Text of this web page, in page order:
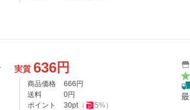
実質 636円
商品価格 666 円
送料
0円
ポイント
30pt（ 5%）